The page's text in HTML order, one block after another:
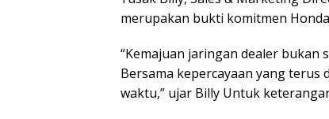
merupakan bukti komitmen
“Kemajuan jaringan dealer bukan
Bersama kepercayaan yang terus
waktu,” ujar Billy Untuk